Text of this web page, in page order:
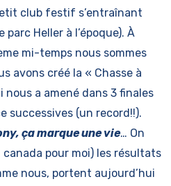
club festif s’entraînant
Heller à l’époque). À
mi-temps nous sommes
avons créé la « Chasse à
nous a amené dans 3 finales
successives (un record!!).
ça marque une vie… On
pour moi) les résultats
nous, portent aujourd’hui